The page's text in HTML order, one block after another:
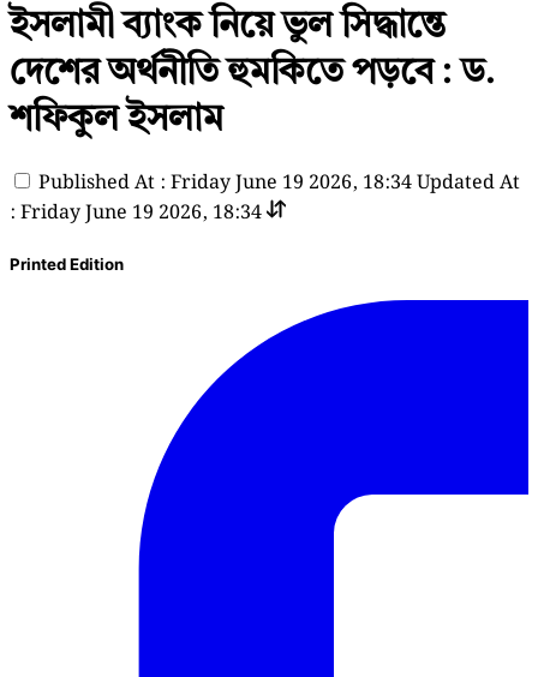
ইসলামী ব্যাংক নিয়ে ভুল সিদ্ধান্তে
দেশের অর্থনীতি হুমকিতে পড়বে : ড.
শফিকুল ইসলাম
Published At : Friday June 19 2026, 18:34Updated At
: Friday June 19 2026, 18:34
Printed Edition